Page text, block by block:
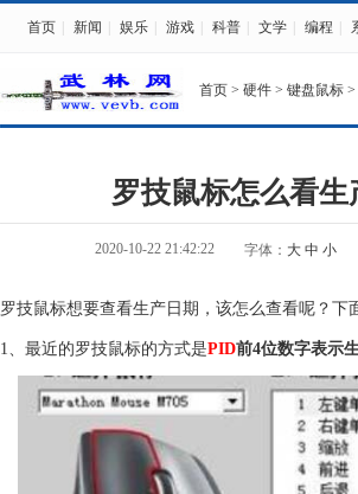
首页 新闻 娱乐 游戏 科普 文学 编程
首页 > 硬件 > 键盘鼠标 >
罗技鼠标怎么看
2020-10-22 21:42:22 字体： 大 中 小
罗技鼠标想要查看生产日期，该怎么查看呢？下
1、最近的罗技鼠标的方式是PID前4位数字表示